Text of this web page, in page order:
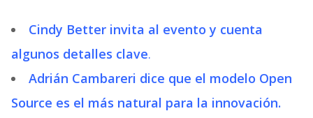
Cindy Better invita al evento y cuenta
algunos detalles clave.
Adrián Cambareri dice que el modelo Open
Source es el más natural para la innovación.